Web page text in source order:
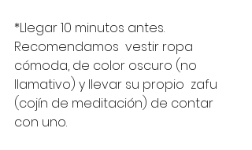
*Llegar 10 minutos antes.
Recomendamos  vestir ropa
cómoda, de color oscuro (no
llamativo) y llevar su propio  zafu
(cojín de meditación) de contar
con uno.